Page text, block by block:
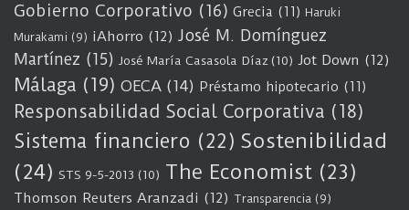
Gobierno Corporativo (16) Grecia (11) Haruki
Murakami (9) iAhorro (12) José M. Domínguez
Martínez (15) José María Casasola Díaz (10) Jot Down (12)
Málaga (19) OECA (14) Préstamo hipotecario (11)
Responsabilidad Social Corporativa (18)
Sistema financiero (22) Sostenibilidad
(24) STS 9-5-2013 (10) The Economist (23)
Thomson Reuters Aranzadi (12) Transparencia (9)